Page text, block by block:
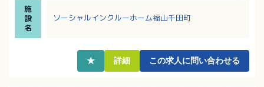
・年間休日114日！夏季休暇3日・冬季休暇あり！プラ
定して勤務いただけます！
施
設
名
ソーシャルインクルーホーム福山千田町
★ 詳細 この求人に問い合わせる